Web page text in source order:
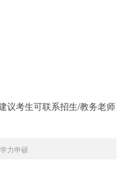
议考生可联系招生/教务老师
力申硕